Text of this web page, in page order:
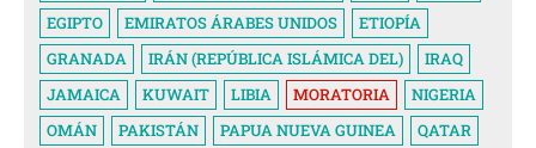
EGIPTO
EMIRATOS ÁRABES UNIDOS
ETIOPÍA
GRANADA
IRÁN (REPÚBLICA ISLÁMICA DEL)
IRAQ
JAMAICA
KUWAIT LIBIA MORATORIA
NIGERIA
OMÁN
PAKISTÁN PAPUA NUEVA GUINEA
QATAR